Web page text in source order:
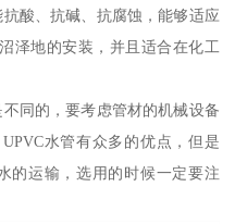
酸、抗碱、抗腐蚀，能够适应
泽地的安装，并且适合在化工
同的，要考虑管材的机械设备
水管有众多的优点，但是
的运输，选用的时候一定要注